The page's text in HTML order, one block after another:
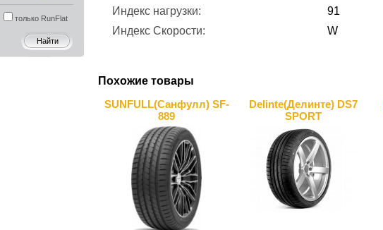
только RunFlat
Индекс нагрузки:
91
Индекс Скорости:
W
Похожие товары
SUNFULL(Санфулл) SF-
889
Delinte(Делинте) DS7
SPORT